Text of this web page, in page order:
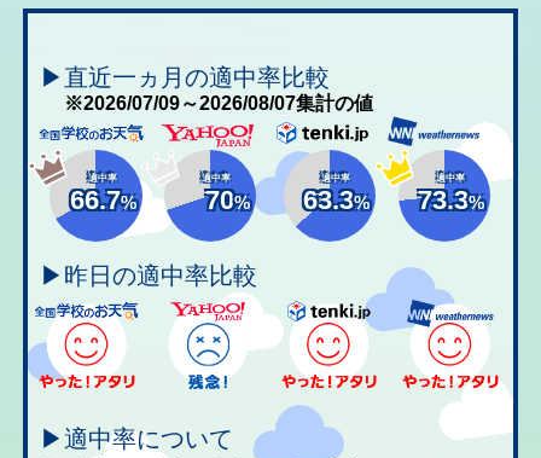
▶直近一ヵ月の適中率比較
※2026/07/09～2026/08/07集計の値
適中率
66.7%
適中率
70%
適中率
63.3%
適中率
73.3%
▶昨日の適中率比較
▶適中率について